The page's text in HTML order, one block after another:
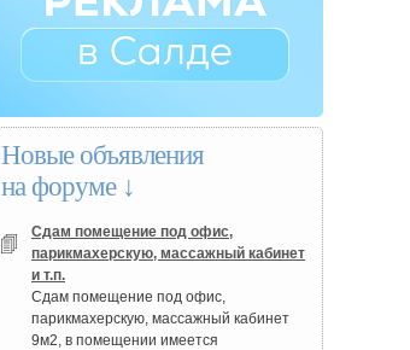
Новые объявления
на форуме ↓
Сдам помещение под офис,
парикмахерскую, массажный кабинет
и т.п.
Сдам помещение под офис,
парикмахерскую, массажный кабинет
9м2, в помещении имеется